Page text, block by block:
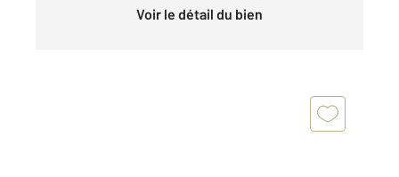
Voir le détail du bien